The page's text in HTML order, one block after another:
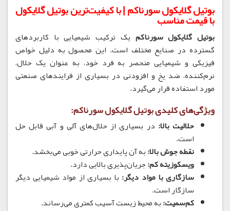
بوتیل گلایکول سورناکم | با کیفیت‌ترین بوتیل گلایکول
با قیمت مناسب
بوتیل گلایکول سورناکم یک ترکیب شیمیایی با کاربردهای
گسترده در صنایع مختلف است. این محصول به دلیل خواص
فیزیکی و شیمیایی منحصر به فرد خود، به عنوان یک حلال،
نرم‌کننده، ضد یخ و افزودنی در بسیاری از فرایندهای صنعتی
مورد استفاده قرار می‌گیرد.
ویژگی‌های کلیدی بوتیل گلایکول سورناکم:
حلالیت بالا: در بسیاری از حلال‌های آلی و آبی قابل حل
است.
نقطه جوش بالا:به آن پایداری حرارتی خوبی می‌بخشد.
ویسکوزیته کم:جریان‌پذیری بالایی دارد.
سازگاری با مواد دیگر: با بسیاری از مواد شیمیایی دیگر
سازگار است.
کم‌سمیت:به محیط زیست آسیب کمتری می‌رساند.